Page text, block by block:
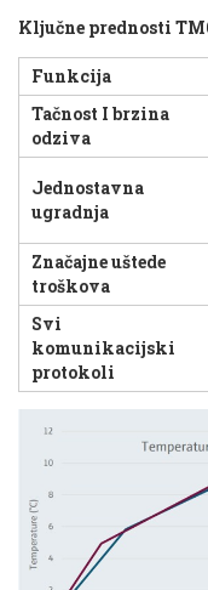
Ključne prednosti
Funkcija
Tačnost I brzina
odziva
Jednostavna
ugradnja
Značajne uštede
troškova
Svi
komunikacijski
protokoli